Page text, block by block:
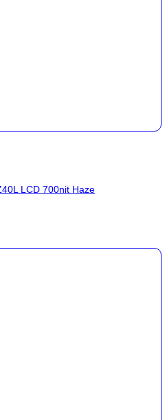
LCD 700nit Haze